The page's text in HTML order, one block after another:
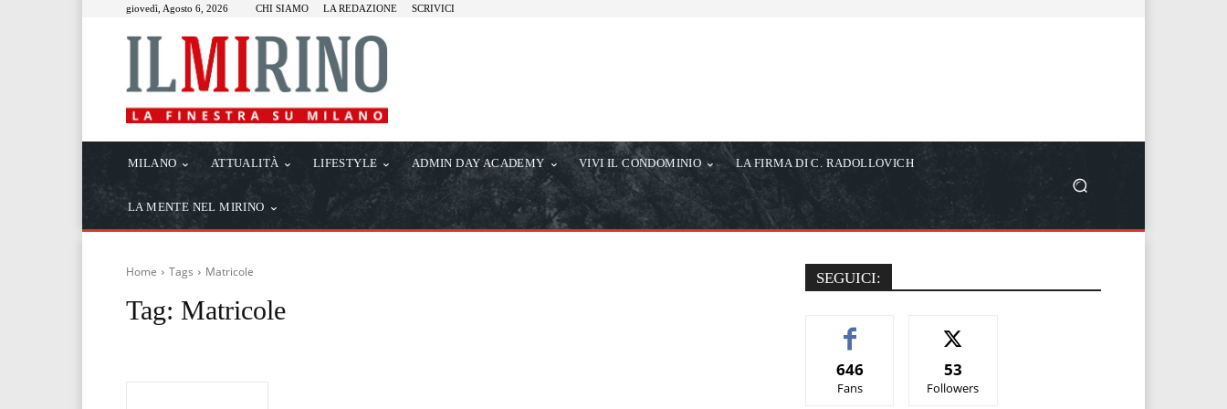
giovedì, Agosto 6, 2026 CHI SIAMO LA REDAZIONE SCRIVICI
MILANO ATTUALITÀ LIFESTYLE ADMIN DAY ACADEMY VIVI IL CONDOMINIO LA FIRMA DI C. RADOLLOVICH
LA MENTE NEL MIRINO
Home Tags Matricole
Tag: Matricole
SEGUICI:
646
Fans
53
Followers